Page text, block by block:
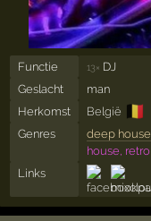
Functie 13× DJ
Geslacht
man
Herkomst
België 🇧🇪
Genres deep house
house, retro
Links